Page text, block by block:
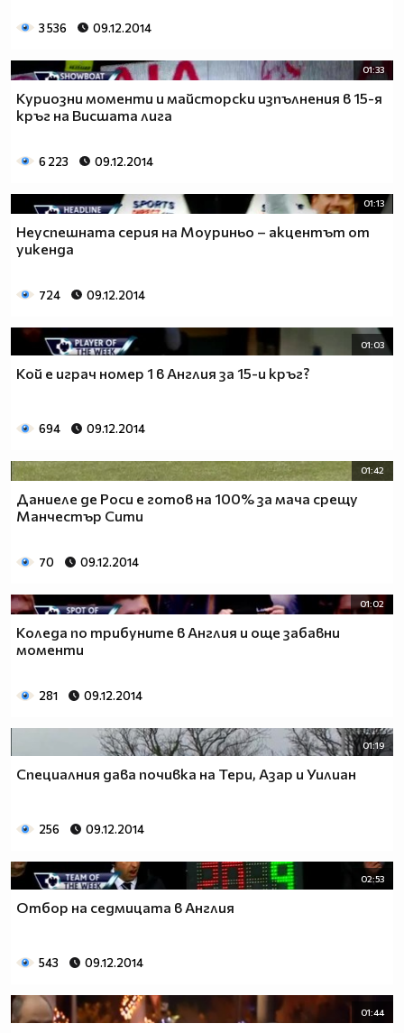
3 536 09.12.2014
01:33
Куриозни моменти и майсторски изпълнения в 15-я
кръг на Висшата лига
6 223 09.12.2014
01:13
Неуспешната серия на Моуриньо – акцентът от
уикенда
724 09.12.2014
01:03
Кой е играч номер 1 в Англия за 15-и кръг?
694 09.12.2014
01:42
Даниеле де Роси е готов на 100% за мача срещу
Манчестър Сити
70 09.12.2014
01:02
Коледа по трибуните в Англия и още забавни
моменти
281 09.12.2014
01:19
Специалния дава почивка на Тери, Азар и Уилиан
256 09.12.2014
02:53
Отбор на седмицата в Англия
543 09.12.2014
01:44